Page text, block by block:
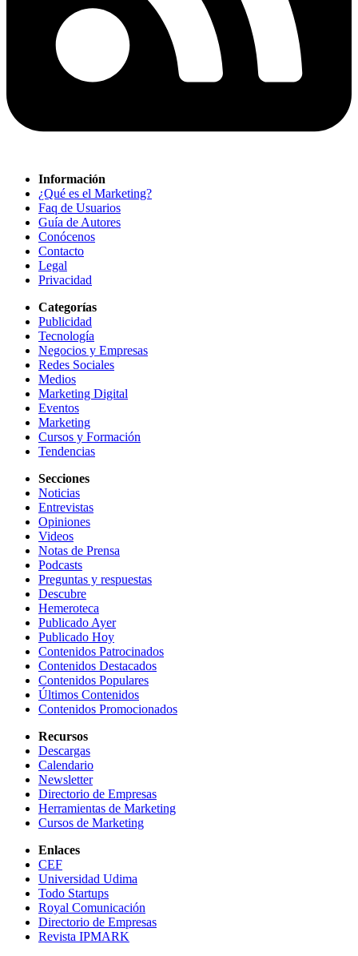
Información
¿Qué es el Marketing?
Faq de Usuarios
Guía de Autores
Conócenos
Contacto
Legal
Privacidad
Categorías
Publicidad
Tecnología
Negocios y Empresas
Redes Sociales
Medios
Marketing Digital
Eventos
Marketing
Cursos y Formación
Tendencias
Secciones
Noticias
Entrevistas
Opiniones
Videos
Notas de Prensa
Podcasts
Preguntas y respuestas
Descubre
Hemeroteca
Publicado Ayer
Publicado Hoy
Contenidos Patrocinados
Contenidos Destacados
Contenidos Populares
Últimos Contenidos
Contenidos Promocionados
Recursos
Descargas
Calendario
Newsletter
Directorio de Empresas
Herramientas de Marketing
Cursos de Marketing
Enlaces
CEF
Universidad Udima
Todo Startups
Royal Comunicación
Directorio de Empresas
Revista IPMARK